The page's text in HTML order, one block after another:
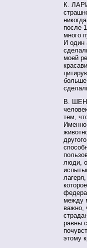
К.
после
много
И один
моей
больше
В.
тем,
люди,
между
важно,
равны
этому